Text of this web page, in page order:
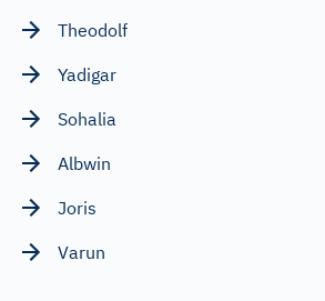
Theodolf
Yadigar
Sohalia
Albwin
Joris
Varun